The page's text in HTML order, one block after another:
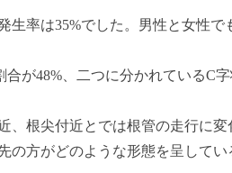
率は35%でした。男性と女性で
が48%、二つに分かれているC字
根尖付近とでは根管の走行に変
方がどのような形態を呈して